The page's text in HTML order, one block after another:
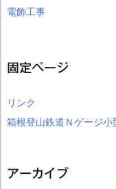
電飾工事
固定ページ
リンク
箱根登山鉄道Ｎゲージ
アーカイブ